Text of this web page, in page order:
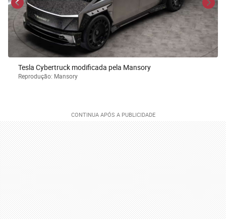
Tesla Cybertruck modificada pela Mansory
Reprodução: Mansory